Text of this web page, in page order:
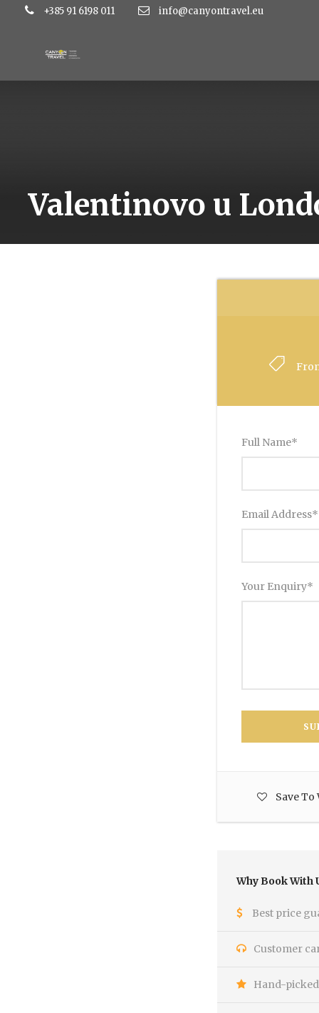
+385 91 6198 011 info@canyontravel.eu
Valentinovo u
Full Name*
Email Address*
Your Enquiry*
Save To
Why Book With
Best price
Customer
Hand-